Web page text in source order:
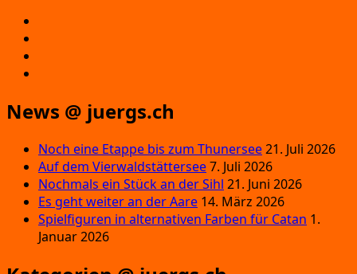
News @ juergs.ch
Noch eine Etappe bis zum Thunersee21. Juli 2026
Auf dem Vierwaldstättersee7. Juli 2026
Nochmals ein Stück an der Sihl 21. Juni 2026
Es geht weiter an der Aare 14. März 2026
Spielfiguren in alternativen Farben für Catan 1.
Januar 2026